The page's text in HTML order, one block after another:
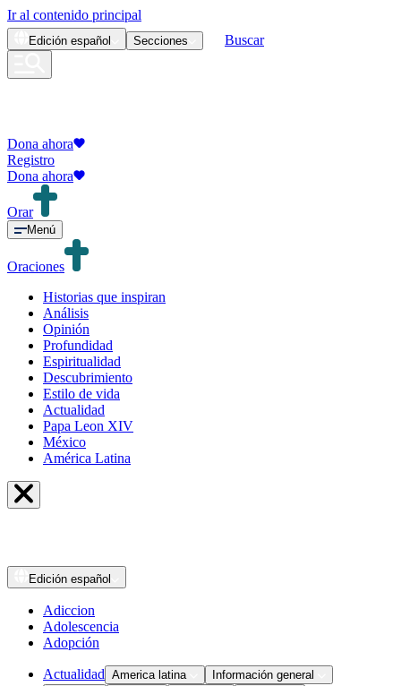
Ir al contenido principal
Edición español Secciones Buscar
Dona ahora
Registro
Dona ahora
Orar
Menú
Oraciones
Historias que inspiran
Análisis
Opinión
Profundidad
Espiritualidad
Descubrimiento
Estilo de vida
Actualidad
Papa Leon XIV
México
América Latina
Edición español
Adiccion
Adolescencia
Adopción
Actualidad America latina
Información general